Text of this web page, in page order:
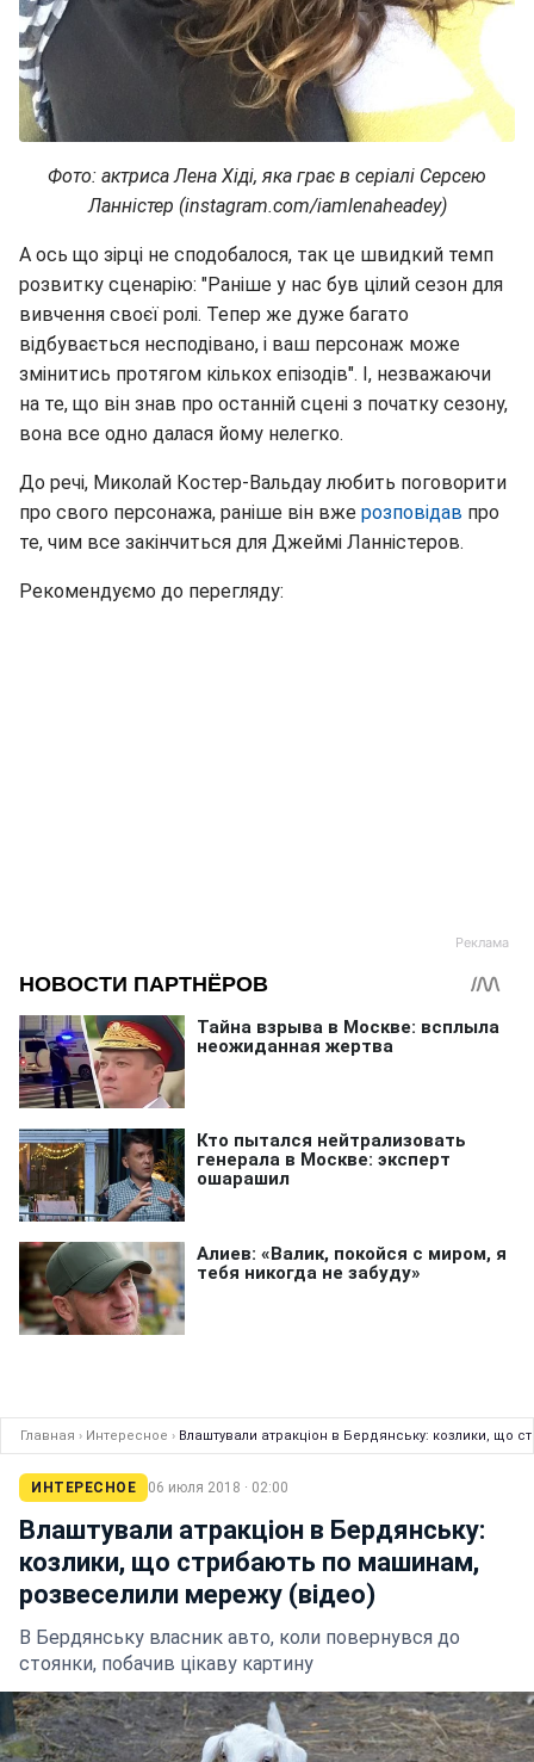
Фото: актриса Лена Хіді, яка грає в серіалі Серсею
Ланністер (instagram.com/iamlenaheadey)
А ось що зірці не сподобалося, так це швидкий темп
розвитку сценарію: "Раніше у нас був цілий сезон для
вивчення своєї ролі. Тепер же дуже багато
відбувається несподівано, і ваш персонаж може
змінитись протягом кількох епізодів". І, незважаючи
на те, що він знав про останній сцені з початку сезону,
вона все одно далася йому нелегко.
До речі, Миколай Костер-Вальдау любить поговорити
про свого персонажа, раніше він вже розповідав про
те, чим все закінчиться для Джеймі Ланністеров.
Рекомендуємо до перегляду:
Главная › Интересное › Влаштували атракціон в Бердянську: козлики, що
ИНТЕРЕСНОЕ 06 июля 2018 · 02:00
Влаштували атракціон в Бердянську:
козлики, що стрибають по машинам,
розвеселили мережу (відео)
В Бердянську власник авто, коли повернувся до
стоянки, побачив цікаву картину